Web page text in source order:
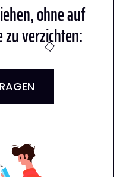
ohne auf
verzichten: